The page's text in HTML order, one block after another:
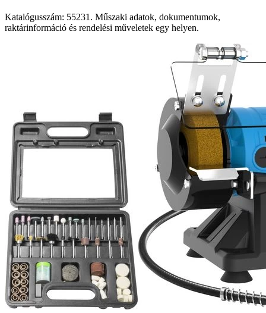
Katalógusszám: 55231. Műszaki adatok, dokumentumok,
raktárinformáció és rendelési műveletek egy helyen.